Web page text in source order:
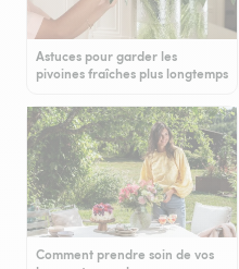
Astuces pour garder les
pivoines fraîches plus longtemps
Comment prendre soin de vos